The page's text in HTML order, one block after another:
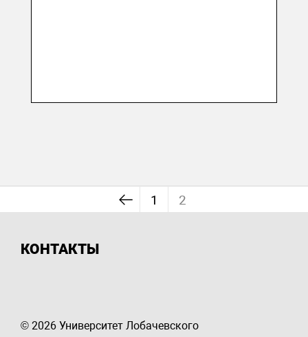
1 2
КОНТАКТЫ
© 2026 Университет Лобачевского